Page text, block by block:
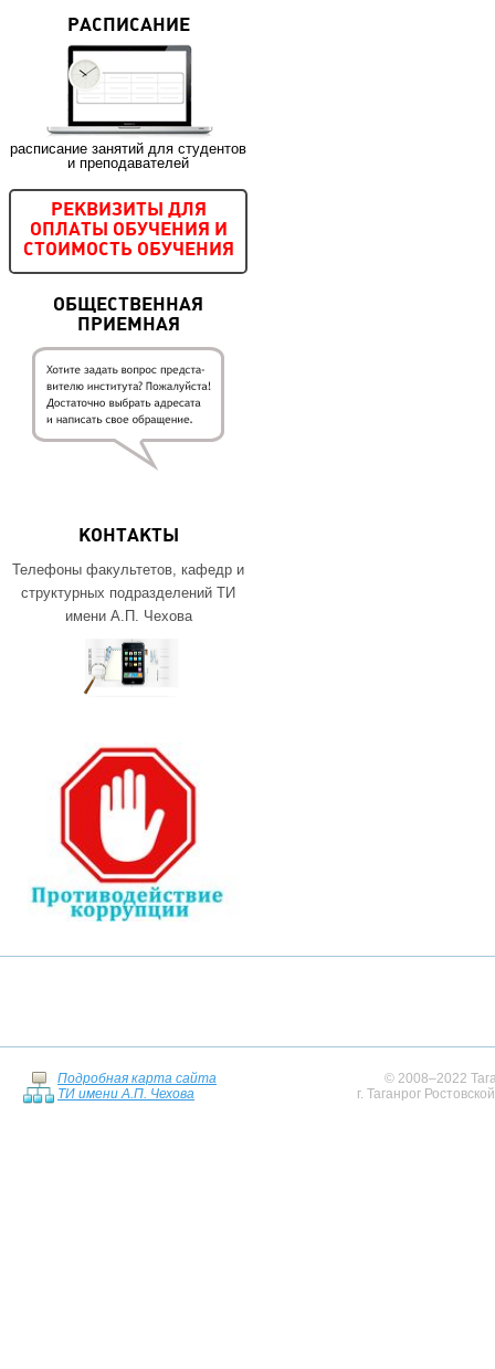
РАСПИСАНИЕ
расписание занятий для студентов
и преподавателей
РЕКВИЗИТЫ ДЛЯ
ОПЛАТЫ ОБУЧЕНИЯ И
СТОИМОСТЬ ОБУЧЕНИЯ
ОБЩЕСТВЕННАЯ
ПРИЕМНАЯ
КОНТАКТЫ
Телефоны факультетов, кафедр и
структурных подразделений ТИ
имени А.П. Чехова
Подробная карта сайта
ТИ имени А.П. Чехова
© 2008–2022
г. Таганрог